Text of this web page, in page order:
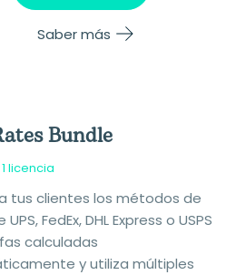
Saber más
Bundle
licencia
tus clientes los métodos de
FedEx, DHL Express o USPS
calculadas
y utiliza múltiples